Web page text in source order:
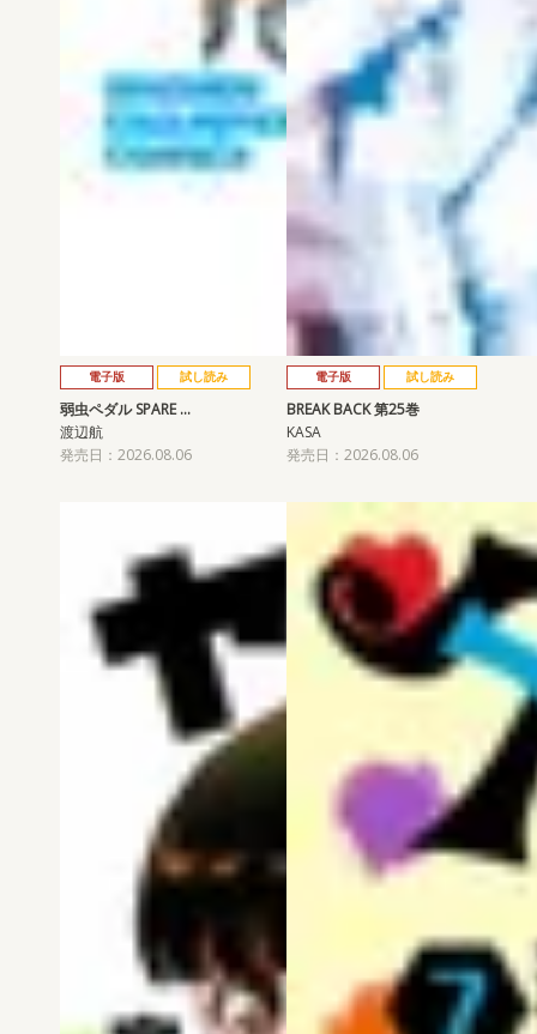
電子版 試し読み
弱虫ペダル SPARE …
渡辺航
発売日：2026.08.06
電子版 試し読み
BREAK BACK 第25巻
KASA
発売日：2026.08.06